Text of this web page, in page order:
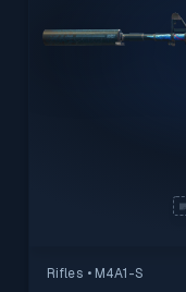
Rifles • M4A1-S